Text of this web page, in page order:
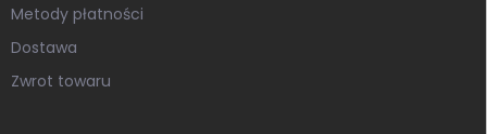
Metody płatności
Dostawa
Zwrot towaru